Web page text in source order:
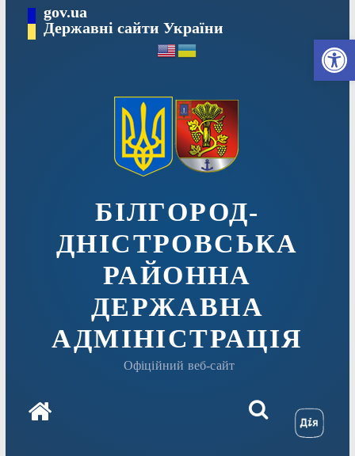
вмісту
gov.ua
Державні сайти України
БІЛГОРОД-
ДНІСТРОВСЬКА
РАЙОННА
ДЕРЖАВНА
АДМІНІСТРАЦІЯ
Офіційний веб-сайт